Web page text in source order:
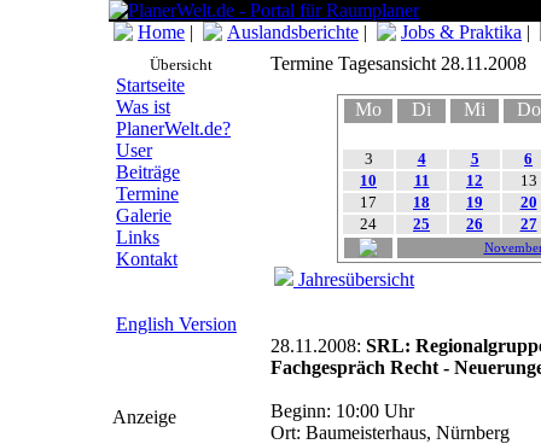
Home | Auslandsberichte | Jobs & Praktika |
Übersicht
Startseite
Was ist
PlanerWelt.de?
User
Beiträge
Termine
Galerie
Links
Kontakt
English Version
Anzeige
Termine Tagesansicht 28.11.2008
Mo Di Mi Do
3 4 5
6
10
11 12
13
17
18 19
20
24
25 26 27
Jahresübersicht
28.11.2008: SRL:
Fachgespräch Recht -
Beginn: 10:00 Uhr
Ort: Baumeisterhaus, Nürnberg